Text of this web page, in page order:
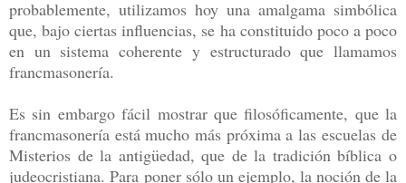
probablemente, utilizamos hoy una amalgama simbólica
que, bajo ciertas influencias, se ha constituido poco a poco
en un sistema coherente y estructurado que llamamos
francmasonería.
Es sin embargo fácil mostrar que filosóficamente, que la
francmasonería está mucho más próxima a las escuelas de
Misterios de la antigüedad, que de la tradición bíblica o
judeocristiana. Para poner sólo un ejemplo, la noción de la